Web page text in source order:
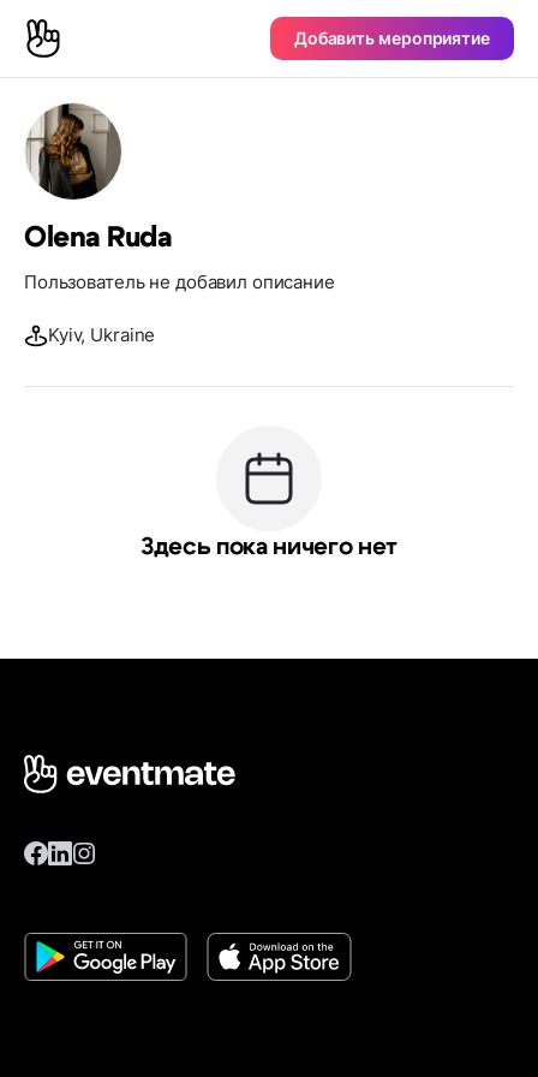
Добавить мероприятие
Olena Ruda
Пользователь не добавил описание
Kyiv, Ukraine
Здесь пока ничего нет